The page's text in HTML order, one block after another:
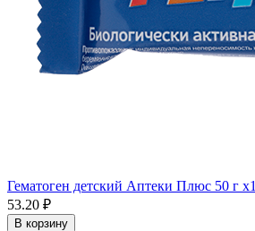
Гематоген детский Аптеки Плюс 50 г x1
53.20 ₽
В корзину